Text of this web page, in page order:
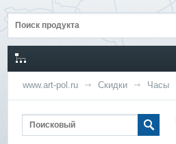
www.art-pol.ru Скидки Часы